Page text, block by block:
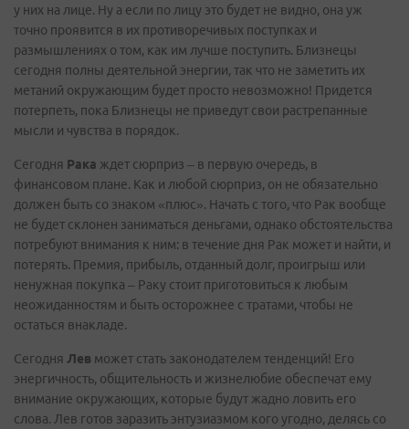
у них на лице. Ну а если по лицу это будет не видно, она уж
точно проявится в их противоречивых поступках и
размышлениях о том, как им лучше поступить. Близнецы
сегодня полны деятельной энергии, так что не заметить их
метаний окружающим будет просто невозможно! Придется
потерпеть, пока Близнецы не приведут свои растрепанные
мысли и чувства в порядок.
Сегодня Рака ждет сюрприз – в первую очередь, в
финансовом плане. Как и любой сюрприз, он не обязательно
должен быть со знаком «плюс». Начать с того, что Рак вообще
не будет склонен заниматься деньгами, однако обстоятельства
потребуют внимания к ним: в течение дня Рак может и найти, и
потерять. Премия, прибыль, отданный долг, проигрыш или
ненужная покупка – Раку стоит приготовиться к любым
неожиданностям и быть осторожнее с тратами, чтобы не
остаться внакладе.
Сегодня Лев может стать законодателем тенденций! Его
энергичность, общительность и жизнелюбие обеспечат ему
внимание окружающих, которые будут жадно ловить его
слова. Лев готов заразить энтузиазмом кого угодно, делясь со